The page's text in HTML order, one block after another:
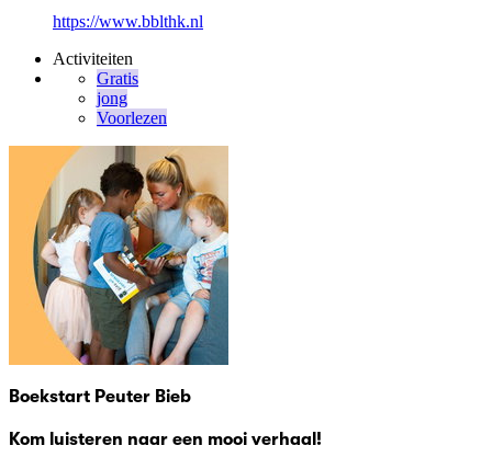
https://www.bblthk.nl
Activiteiten
Gratis
jong
Voorlezen
Boekstart Peuter Bieb
Kom luisteren naar een mooi verhaal!